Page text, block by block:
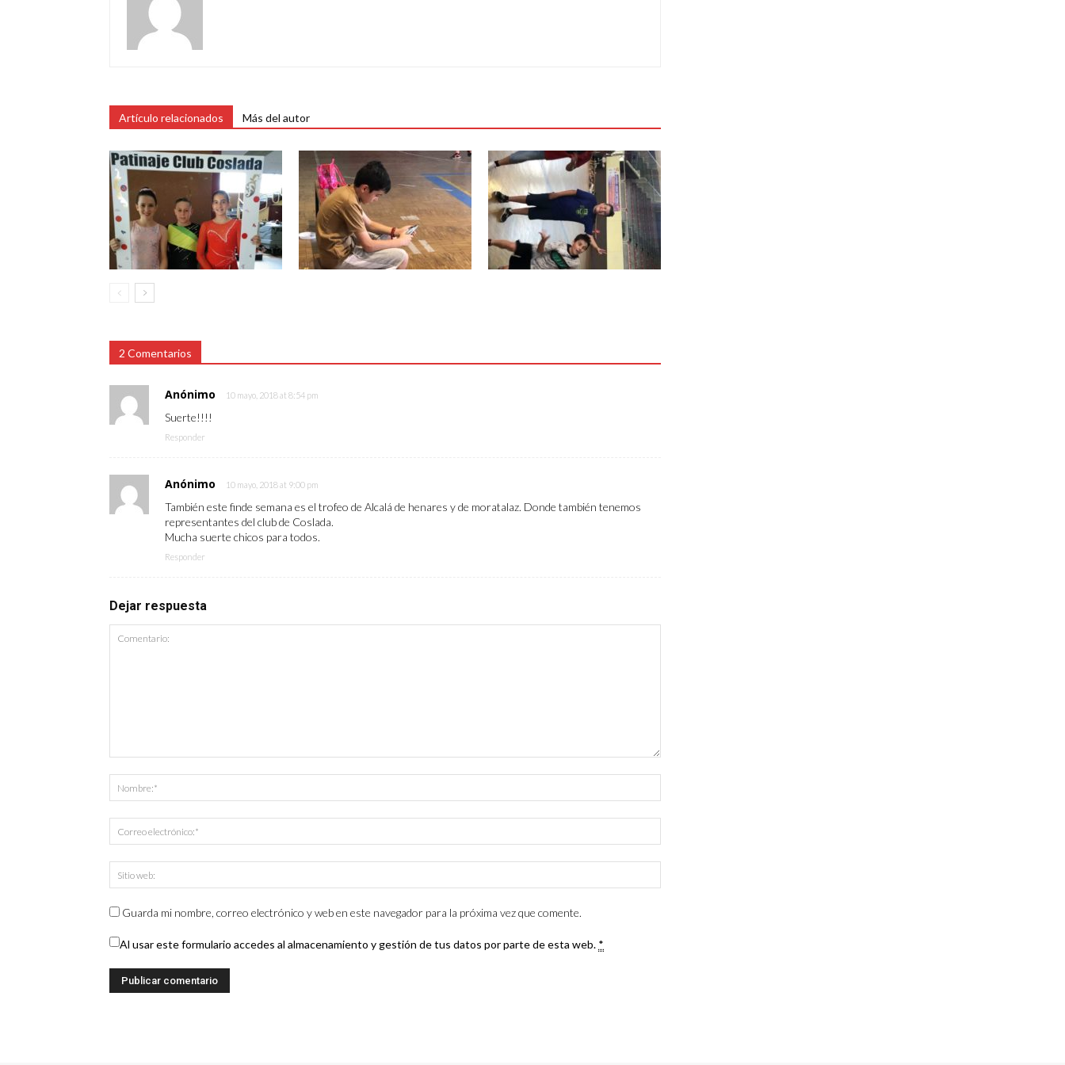
Artículo relacionados Más del autor
2 Comentarios
Anónimo 10 mayo, 2018 at 8:54 pm
Suerte!!!!
Responder
Anónimo 10 mayo, 2018 at 9:00 pm
También este finde semana es el trofeo de Alcalá de henares y de moratalaz. Donde también tenemos
representantes del club de Coslada.
Mucha suerte chicos para todos.
Responder
Dejar respuesta
Guarda mi nombre, correo electrónico y web en este navegador para la próxima vez que comente.
Al usar este formulario accedes al almacenamiento y gestión de tus datos por parte de esta web. *